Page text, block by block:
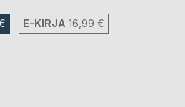
E-KIRJA 16,99 €